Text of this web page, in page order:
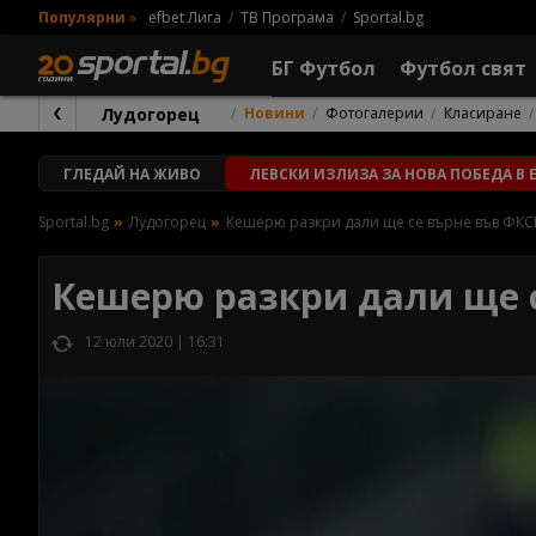
Популярни » efbet Лига ТВ Програма Sportal.bg
БГ Футбол Футбол свят
Лудогорец Новини Фотогалерии Класиране
ГЛЕДАЙ НА ЖИВО ЛЕВСКИ ИЗЛИЗА ЗА НОВА ПОБЕДА В
Sportal.bg Лудогорец Кешерю разкри дали ще се върне във
Кешерю разкри дали ще
12 юли 2020 | 16:31